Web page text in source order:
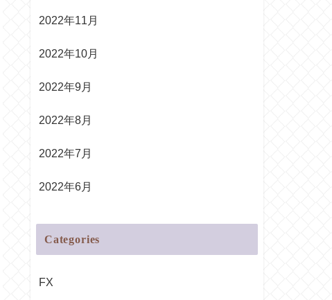
2022年11月
2022年10月
2022年9月
2022年8月
2022年7月
2022年6月
Categories
FX